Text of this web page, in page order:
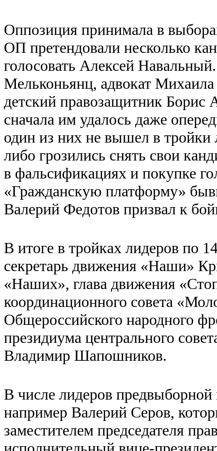
Оппозиция принимала в
ОП претендовали несколько
голосовать Алексей
Мельконьянц, адвокат
детский правозащитник Борис
сначала им удалось даже
один из них не вышел в тройки
либо грозились снять свои
в фальсификациях и покупке
«Гражданскую платформу»
Валерий Федотов призвал к
В итоге в тройках лидеров по
секретарь движения «Наши»
«Наших», глава движения
координационного совета
Общероссийского народного
президиума центрального
Владимир Шапошников.
В числе лидеров
например Валерий Серов,
заместителем председателя